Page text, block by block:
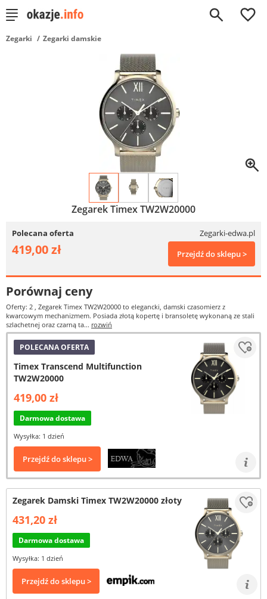
0
Zegarki Zegarki damskie
Zegarek Timex TW2W20000
Polecana oferta Zegarki-edwa.pl
419,00 zł Przejdź do sklepu >
Porównaj ceny
Oferty: 2 , Zegarek Timex TW2W20000 to elegancki, damski czasomierz z
kwarcowym mechanizmem. Posiada złotą kopertę i bransoletę wykonaną ze stali
szlachetnej oraz czarną ta... rozwiń
POLECANA OFERTA
Timex Transcend Multifunction
TW2W20000
419,00 zł
Darmowa dostawa
Wysyłka: 1 dzień
Przejdź do sklepu >
Zegarek Damski Timex TW2W20000 złoty
431,20 zł
Darmowa dostawa
Wysyłka: 1 dzień
Przejdź do sklepu >